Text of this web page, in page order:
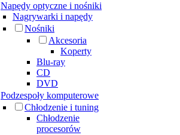
Napędy optyczne i nośniki
Nagrywarki i napędy
Nośniki
Akcesoria
Koperty
Blu-ray
CD
DVD
Podzespoły komputerowe
Chłodzenie i tuning
Chłodzenie
procesorów